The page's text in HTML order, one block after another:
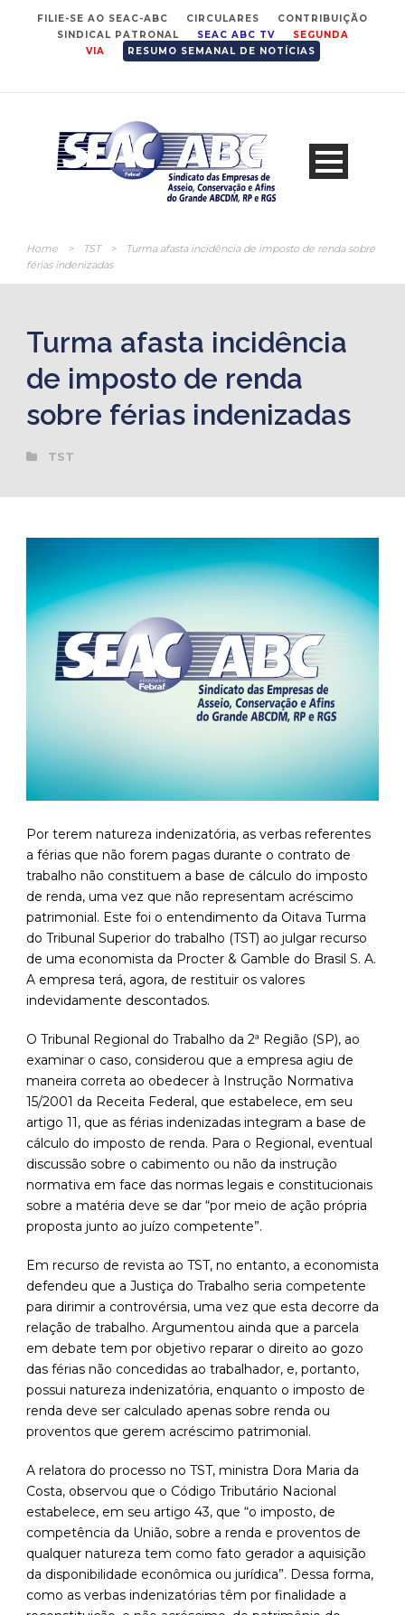
FILIE-SE AO SEAC-ABC CIRCULARES
CONTRIBUIÇÃO
SINDICAL PATRONAL
SEAC ABC TV
SEGUNDA
VIA
RESUMO SEMANAL DE NOTÍCIAS
Home > TST >
Turma afasta incidência de imposto de renda sobre
férias indenizadas
Turma afasta incidência
de imposto de renda
sobre férias indenizadas
TST
Por terem natureza indenizatória, as verbas referentes
a férias que não forem pagas durante o contrato de
trabalho não constituem a base de cálculo do imposto
de renda, uma vez que não representam acréscimo
patrimonial. Este foi o entendimento da Oitava Turma
do Tribunal Superior do trabalho (TST) ao julgar recurso
de uma economista da Procter & Gamble do Brasil S. A.
A empresa terá, agora, de restituir os valores
indevidamente descontados.
O Tribunal Regional do Trabalho da 2ª Região (SP), ao
examinar o caso, considerou que a empresa agiu de
maneira correta ao obedecer à Instrução Normativa
15/2001 da Receita Federal, que estabelece, em seu
artigo 11, que as férias indenizadas integram a base de
cálculo do imposto de renda. Para o Regional, eventual
discussão sobre o cabimento ou não da instrução
normativa em face das normas legais e constitucionais
sobre a matéria deve se dar “por meio de ação própria
proposta junto ao juízo competente”.
Em recurso de revista ao TST, no entanto, a economista
defendeu que a Justiça do Trabalho seria competente
para dirimir a controvérsia, uma vez que esta decorre da
relação de trabalho. Argumentou ainda que a parcela
em debate tem por objetivo reparar o direito ao gozo
das férias não concedidas ao trabalhador, e, portanto,
possui natureza indenizatória, enquanto o imposto de
renda deve ser calculado apenas sobre renda ou
proventos que gerem acréscimo patrimonial.
A relatora do processo no TST, ministra Dora Maria da
Costa, observou que o Código Tributário Nacional
estabelece, em seu artigo 43, que “o imposto, de
competência da União, sobre a renda e proventos de
qualquer natureza tem como fato gerador a aquisição
da disponibilidade econômica ou jurídica”. Dessa forma,
como as verbas indenizatórias têm por finalidade a